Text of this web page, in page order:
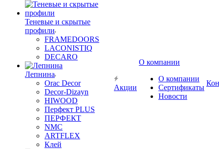
Теневые и скрытые
профили
FRAMEDOORS
LACONISTIQ
DECARO
Лепнина
Orac Decor
Decor-Dizayn
HIWOOD
Перфект PLUS
ПЕРФЕКТ
NMC
ARTFLEX
Клей
Акции
О компании
О компании
Сертификаты
Новости